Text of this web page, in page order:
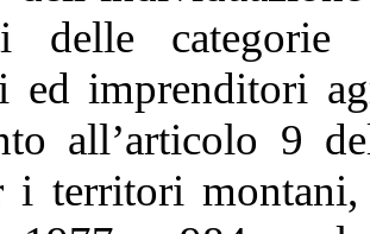
delle
ed imprenditori
all’articolo 9
i territori